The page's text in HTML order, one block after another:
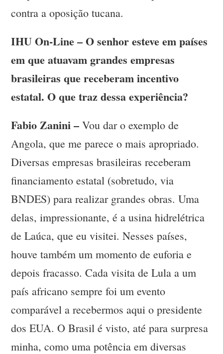
contra a oposição tucana.
IHU On-Line – O senhor esteve em países
em que atuavam grandes empresas
brasileiras que receberam incentivo
estatal. O que traz dessa experiência?
Fabio Zanini – Vou dar o exemplo de
Angola, que me parece o mais apropriado.
Diversas empresas brasileiras receberam
financiamento estatal (sobretudo, via
BNDES) para realizar grandes obras. Uma
delas, impressionante, é a usina hidrelétrica
de Laúca, que eu visitei. Nesses países,
houve também um momento de euforia e
depois fracasso. Cada visita de Lula a um
país africano sempre foi um evento
comparável a recebermos aqui o presidente
dos EUA. O Brasil é visto, até para surpresa
minha, como uma potência em diversas